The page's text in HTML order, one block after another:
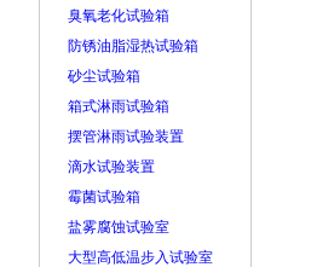
臭氧老化试验箱
防锈油脂湿热试验箱
砂尘试验箱
箱式淋雨试验箱
摆管淋雨试验装置
滴水试验装置
霉菌试验箱
盐雾腐蚀试验室
大型高低温步入试验室